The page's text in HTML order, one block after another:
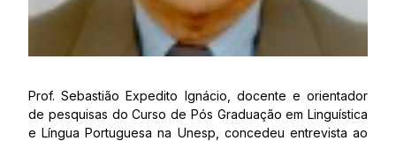
Prof. Sebastião Expedito Ignácio, docente e orientador
de pesquisas do Curso de Pós Graduação em Linguística
e Língua Portuguesa na Unesp, concedeu entrevista ao